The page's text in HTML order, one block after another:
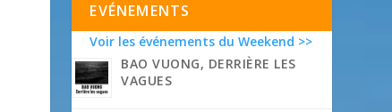
EVÉNEMENTS
Voir les événements du Weekend >>
BAO VUONG, DERRIÈRE LES
VAGUES